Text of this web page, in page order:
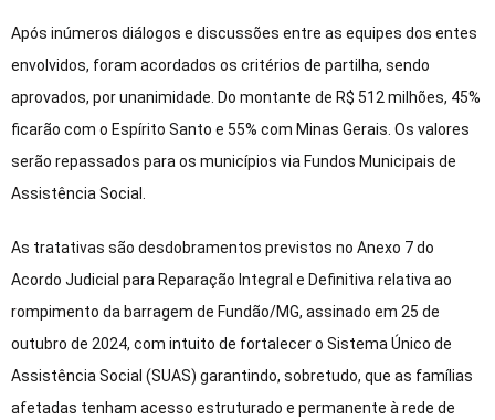
Após inúmeros diálogos e discussões entre as equipes dos entes
envolvidos, foram acordados os critérios de partilha, sendo
aprovados, por unanimidade. Do montante de R$ 512 milhões, 45%
ficarão com o Espírito Santo e 55% com Minas Gerais. Os valores
serão repassados para os municípios via Fundos Municipais de
Assistência Social.
As tratativas são desdobramentos previstos no Anexo 7 do
Acordo Judicial para Reparação Integral e Definitiva relativa ao
rompimento da barragem de Fundão/MG, assinado em 25 de
outubro de 2024, com intuito de fortalecer o Sistema Único de
Assistência Social (SUAS) garantindo, sobretudo, que as famílias
afetadas tenham acesso estruturado e permanente à rede de